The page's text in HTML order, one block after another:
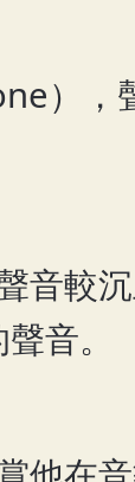
），
較沉
音。